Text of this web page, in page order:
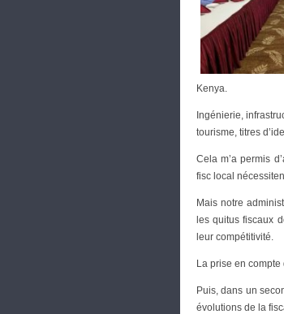
Kenya.
Ingénierie,
tourisme, titres
Cela m’a permis
fisc local
Mais notre
les quitus fiscaux
leur compétitivité.
La prise en
Puis, dans un
évolutions de la